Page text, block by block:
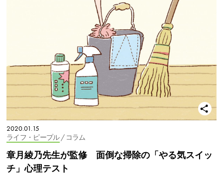
2020.01.15
ライフ・ピープル/ コラム
章月綾乃先生が監修 面倒な掃除の「やる気スイッ
チ」心理テスト